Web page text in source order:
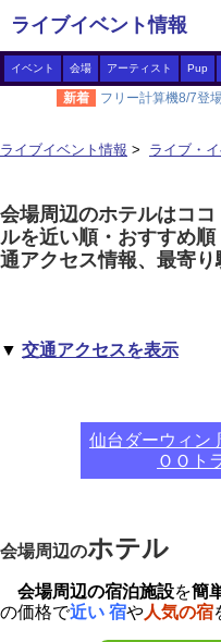
ライブイベント情報
イベント 会場 アーティスト Pup
新着 フリー計算機8/7登
ライブイベント情報 > ライブ・
会場周辺のホテルはコ
ルを近い順・おすすめ
通アクセス情報、最寄り
▼ 交通アクセスを表示
仙台ダーウィン
ＯＯト
会場周辺のホテル
会場周辺の宿泊施設を簡
の価格で近い 宿や人気の宿